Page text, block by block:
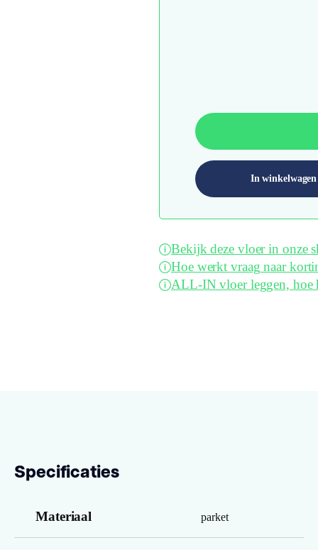
In winkelwagen
Bekijk deze vloer in onze
Hoe werkt vraag naar
ALL-IN vloer leggen, hoe
Specificaties
Materiaal parket